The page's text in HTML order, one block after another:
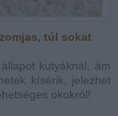
túl sokat
kutyáknál, ám
kísérik, jelezhet
okokról!